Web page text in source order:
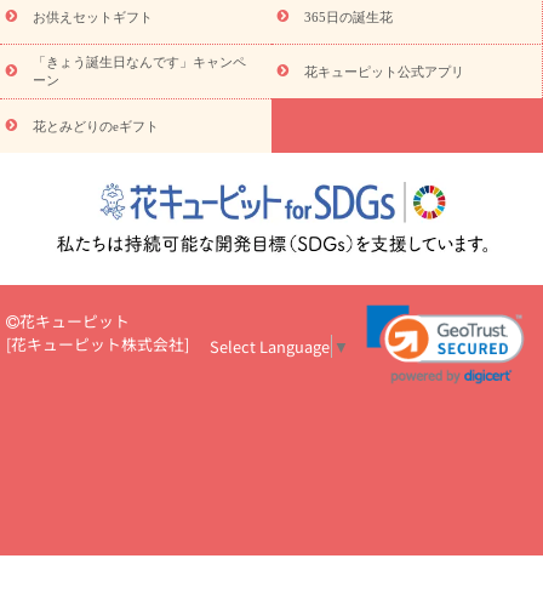
ド
お花の種類 トルコキキョウ
お祝い お祝い・3000円～ お祝い・4000円～
お祝い・
5000円～
お祝い・7000円～ お祝い・ 10000円～
お供え・お
悔やみ
円～
お供え・お悔やみ・
読み物
いのマナー
定年退職祝いのマナー
お祝いを贈るときのマナー・
花キューピットのお祝いコラム一覧
誕生日のお花を「色
彩心理学」で選ぶ方法
結婚祝いの予算相場
出産祝いお役立ち情
ール
新築引っ越し祝いコラム お祝い花のマナー総まとめ
職
場上司や先輩へ贈るお祝い花の正解は？
開店祝いの花 選び方ガイ
あり)
花キューピット×専門家
CO2排出量削減 / SDGsを考える
お供えセットギフト 365日の誕生花
「きょう誕生日なんです」キャンペ
ーン
花キューピット公式アプリ
花とみどりのeギフト
花キューピット
[花キューピット株式会社] Select Language ▼